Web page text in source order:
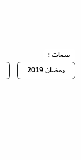
سمات :
رمضان 2019